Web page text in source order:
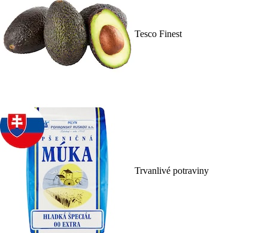
Tesco Finest
Trvanlivé potraviny